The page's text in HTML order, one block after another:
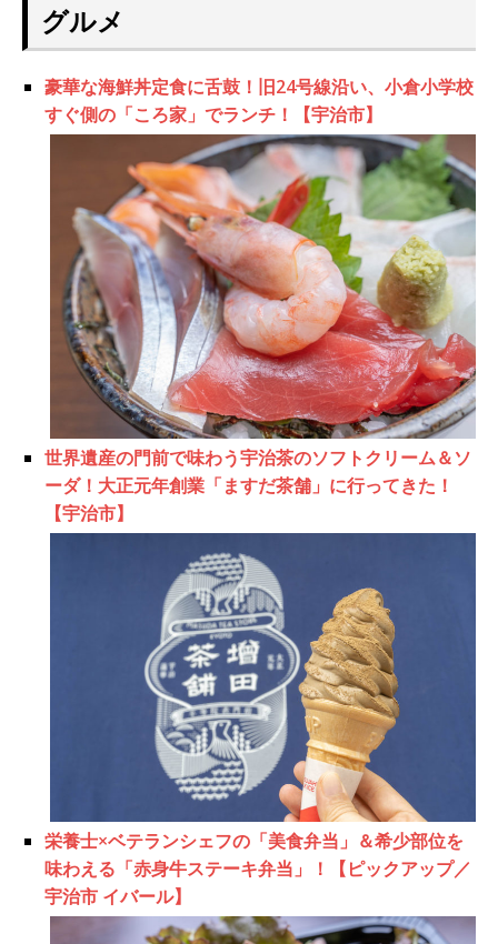
グルメ
豪華な海鮮丼定食に舌鼓！旧24号線沿い、小倉小学校
すぐ側の「ころ家」でランチ！【宇治市】
世界遺産の門前で味わう宇治茶のソフトクリーム＆ソ
ーダ！大正元年創業「ますだ茶舗」に行ってきた！
【宇治市】
栄養士×ベテランシェフの「美食弁当」＆希少部位を
味わえる「赤身牛ステーキ弁当」！【ピックアップ／
宇治市 イバール】